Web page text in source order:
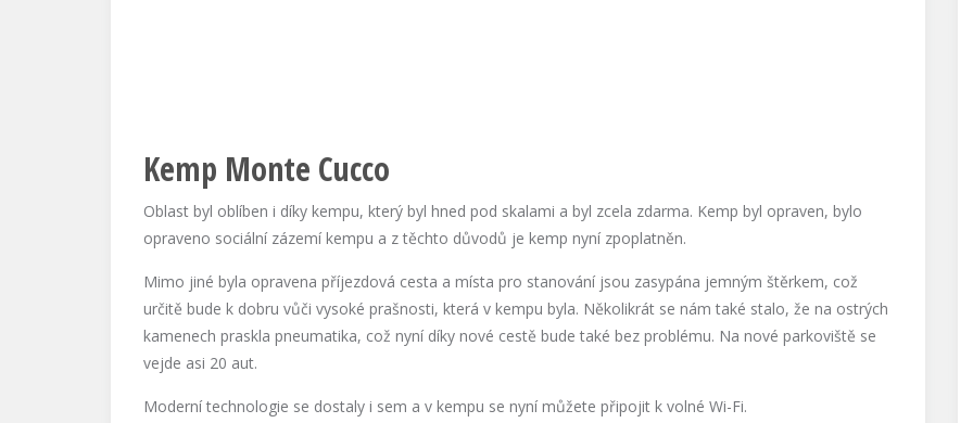
Kemp Monte Cucco
Oblast byl oblíben i díky kempu, který byl hned pod skalami a byl zcela zdarma. Kemp byl opraven, bylo
opraveno sociální zázemí kempu a z těchto důvodů je kemp nyní zpoplatněn.
Mimo jiné byla opravena příjezdová cesta a místa pro stanování jsou zasypána jemným štěrkem, což
určitě bude k dobru vůči vysoké prašnosti, která v kempu byla. Několikrát se nám také stalo, že na ostrých
kamenech praskla pneumatika, což nyní díky nové cestě bude také bez problému. Na nové parkoviště se
vejde asi 20 aut.
Moderní technologie se dostaly i sem a v kempu se nyní můžete připojit k volné Wi-Fi.